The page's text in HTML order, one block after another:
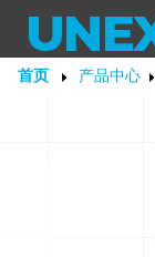
首页 产品中心